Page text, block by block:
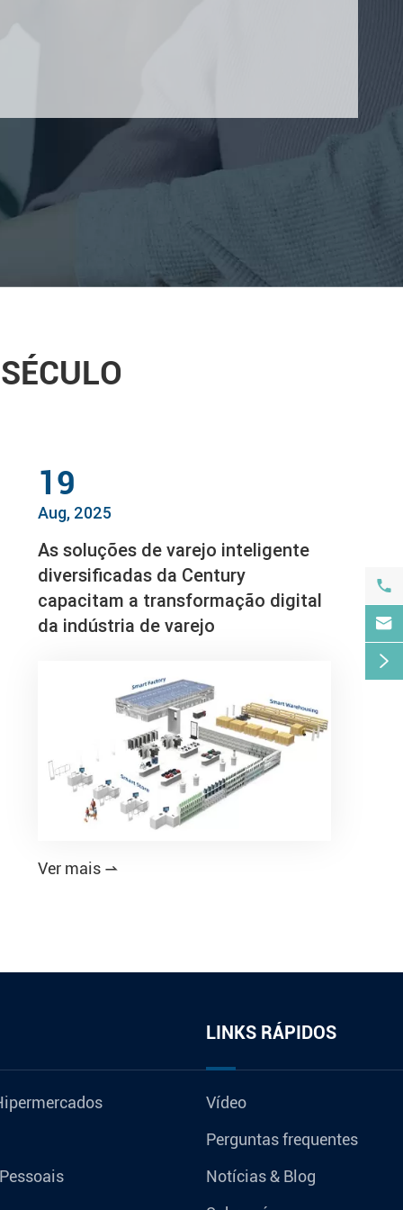
19
Aug, 2025
As soluções de varejo inteligente
diversificadas da Century
capacitam a transformação digital
da indústria de varejo
Ver mais 
LINKS RÁPIDOS
Vídeo
Perguntas frequentes
Notícias & Blog


